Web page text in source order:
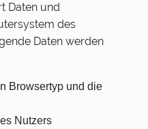
Daten und
des
Daten werden
Browsertyp und die
Nutzers